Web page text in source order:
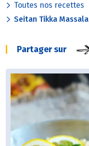
Toutes nos recettes
Seitan Tikka Massala
Partager sur